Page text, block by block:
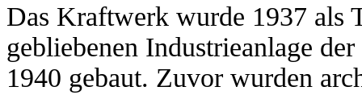
Das Kraftwerk wurde 1937 als
gebliebenen Industrieanlage
1940 gebaut. Zuvor wurden